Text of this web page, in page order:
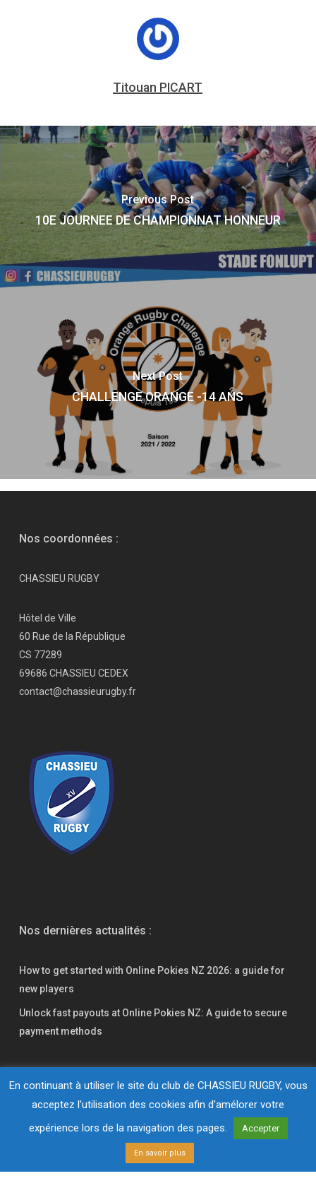
Titouan PICART
Previous Post
10E JOURNEE DE CHAMPIONNAT HONNEUR
Next Post
CHALLENGE ORANGE -14 ANS
Nos coordonnées :
CHASSIEU RUGBY
Hôtel de Ville
60 Rue de la République
CS 77289
69686 CHASSIEU CEDEX
contact@chassieurugby.fr
Nos dernières actualités :
How to get started with Online Pokies NZ 2026: a guide for
new players
Unlock fast payouts at Online Pokies NZ: A guide to secure
payment methods
© 2026 Chassieu Rugby. RéalisationL'ateliercom
En continuant à utiliser le site du club de CHASSIEU RUGBY, vous
acceptez l’utilisation des cookies afin d'amélorer votre
expérience lors de la navigation des pages.
Accepter
En savoir plus